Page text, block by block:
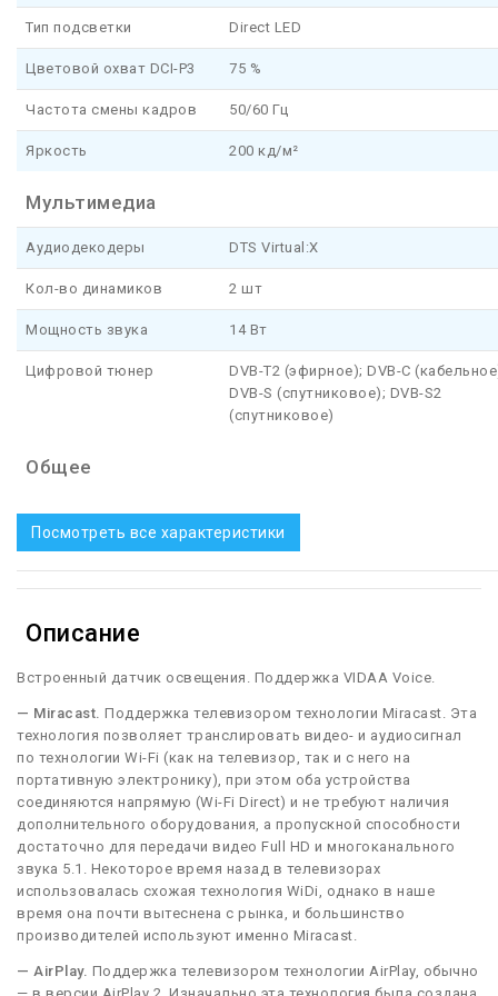
Тип подсветки Direct LED
Цветовой охват DCI-P3 75 %
Частота смены кадров 50/60 Гц
Яркость 200 кд/м²
Мультимедиа
Аудиодекодеры DTS Virtual:X
Кол-во динамиков 2 шт
Мощность звука 14 Вт
Цифровой тюнер
DVB-T2 (эфирное); DVB-C
DVB-S (спутниковое); DVB-S2
(спутниковое)
Общее
Посмотреть все характеристики
Описание
Встроенный датчик освещения. Поддержка VIDAA Voice.
— Miracast. Поддержка телевизором технологии Miracast. Эта
технология позволяет транслировать видео- и аудиосигнал
по технологии Wi-Fi (как на телевизор, так и с него на
портативную электронику), при этом оба устройства
соединяются напрямую (Wi-Fi Direct) и не требуют наличия
дополнительного оборудования, а пропускной способности
достаточно для передачи видео Full HD и многоканального
звука 5.1. Некоторое время назад в телевизорах
использовалась схожая технология WiDi, однако в наше
время она почти вытеснена с рынка, и большинство
производителей используют именно Miracast.
— AirPlay. Поддержка телевизором технологии AirPlay, обычно